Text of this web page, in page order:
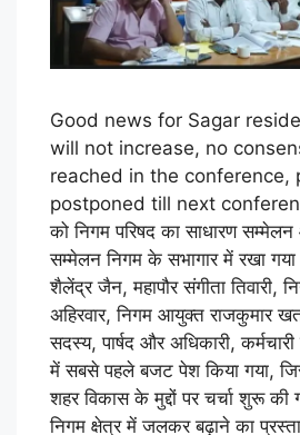
Good news for Sagar
will not increase, no
reached in the conference,
postponed till next
को निगम परिषद का साधारण
सम्मेलन निगम के सभागार में रखा
शैलेंद्र जैन, महापौर संगीता तिवारी,
अहिरवार, निगम आयुक्त राजकुमार
सदस्य, पार्षद और अधिकारी,
में सबसे पहले बजट पेश किया गया,
शहर विकास के मुद्दों पर चर्चा शुरू की
निगम क्षेत्र में जलकर बढ़ाने का